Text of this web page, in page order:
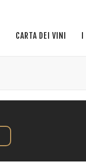
CARTA DEI VINI